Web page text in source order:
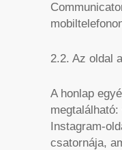
2.2. Az oldal
A honlap
Instagram-
csatornája,